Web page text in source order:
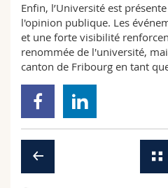
Enfin, l’Université est
l'opinion publique. Les
et une forte visibilité
renommée de l'université,
canton de Fribourg en tant